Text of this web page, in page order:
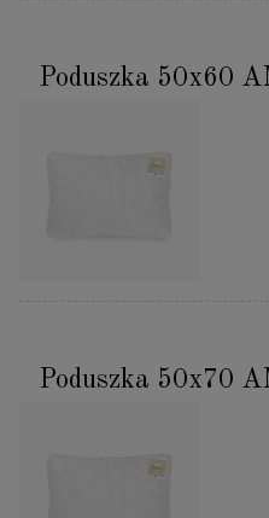
Poduszka 50x60
Poduszka 50x70